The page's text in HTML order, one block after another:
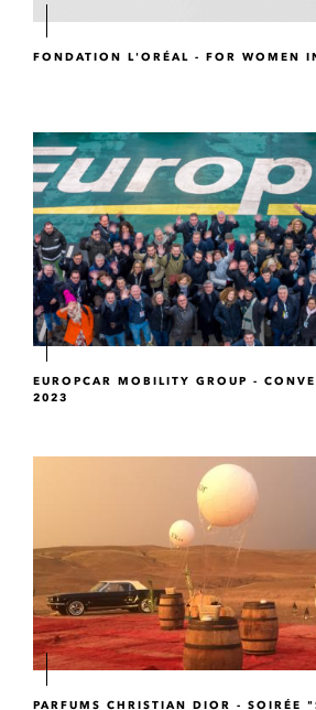
FONDATION L'ORÉAL - FOR WOMEN
EUROPCAR MOBILITY GROUP -
2023
PARFUMS CHRISTIAN DIOR - SOIRÉE